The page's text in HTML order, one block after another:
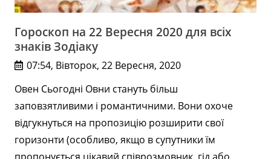
Гороскоп на 22 Вересня 2020 для всіх
знаків Зодіаку
07:54, Вівторок, 22 Вересня, 2020
Овен Сьогодні Овни стануть більш
заповзятливими і романтичними. Вони охоче
відгукнуться на пропозицію розширити свої
горизонти (особливо, якщо в супутники їм